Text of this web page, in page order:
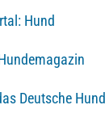
Hund
Deutsche